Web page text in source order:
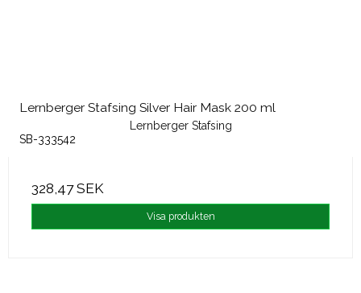
Lernberger Stafsing Silver Hair Mask 200 ml
Lernberger Stafsing
SB-333542
328,47 SEK
Visa produkten